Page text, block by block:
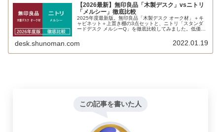
【2026最新】無印良品「木製デスク」vsニトリ
「メルシー」徹底比較
2025年度最新版。無印良品「木製デスク オーク材」＋キ
ャビネット＋上置き棚の3点セットと、ニトリ「スタンダ
ードデスク メルシーQ」を徹底比較してみました。低価格
魅力的。一方で、安心感や無難さを求めるならメルシーと
いう選択肢もアリかもしれません。
desk.shunoman.com 2022.01.19
この記事を書いた人